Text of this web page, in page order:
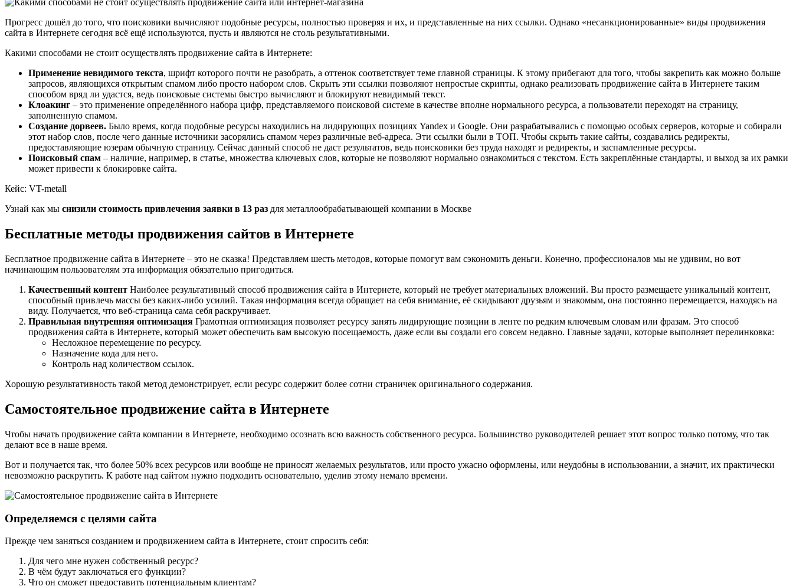
Прогресс дошёл до того, что поисковики вычисляют подобные ресурсы, полностью проверяя и их, и представленные на них ссылки. Однако «несанкционированные» виды продвижения
сайта в Интернете сегодня всё ещё используются, пусть и являются не столь результативными.
Какими способами не стоит осуществлять продвижение сайта в Интернете:
Применение невидимого текста, шрифт которого почти не разобрать, а оттенок соответствует теме главной страницы. К этому прибегают для того, чтобы закрепить как можно больше
запросов, являющихся открытым спамом либо просто набором слов. Скрыть эти ссылки позволяют непростые скрипты, однако реализовать продвижение сайта в Интернете таким
способом вряд ли удастся, ведь поисковые системы быстро вычисляют и блокируют невидимый текст.
Клоакинг – это применение определённого набора цифр, представляемого поисковой системе в качестве вполне нормального ресурса, а пользователи переходят на страницу,
заполненную спамом.
Создание дорвеев. Было время, когда подобные ресурсы находились на лидирующих позициях Yandex и Google. Они разрабатывались с помощью особых серверов, которые и собирали
этот набор слов, после чего данные источники засорялись спамом через различные веб-адреса. Эти ссылки были в ТОП. Чтобы скрыть такие сайты, создавались редиректы,
предоставляющие юзерам обычную страницу. Сейчас данный способ не даст результатов, ведь поисковики без труда находят и редиректы, и заспамленные ресурсы.
Поисковый спам – наличие, например, в статье, множества ключевых слов, которые не позволяют нормально ознакомиться с текстом. Есть закреплённые стандарты, и выход за их рамки
может привести к блокировке сайта.
Кейс: VT-metall
Узнай как мы снизили стоимость привлечения заявки в 13 раз для металлообрабатывающей компании в Москве
Бесплатные методы продвижения сайтов в Интернете
Бесплатное продвижение сайта в Интернете – это не сказка! Представляем шесть методов, которые помогут вам сэкономить деньги. Конечно, профессионалов мы не удивим, но вот
начинающим пользователям эта информация обязательно пригодиться.
Качественный контент Наиболее результативный способ продвижения сайта в Интернете, который не требует материальных вложений. Вы просто размещаете уникальный контент,
способный привлечь массы без каких-либо усилий. Такая информация всегда обращает на себя внимание, её скидывают друзьям и знакомым, она постоянно перемещается, находясь на
виду. Получается, что веб-страница сама себя раскручивает.
Правильная внутренняя оптимизация Грамотная оптимизация позволяет ресурсу занять лидирующие позиции в ленте по редким ключевым словам или фразам. Это способ
продвижения сайта в Интернете, который может обеспечить вам высокую посещаемость, даже если вы создали его совсем недавно. Главные задачи, которые выполняет перелинковка:
Несложное перемещение по ресурсу.
Назначение кода для него.
Контроль над количеством ссылок.
Хорошую результативность такой метод демонстрирует, если ресурс содержит более сотни страничек оригинального содержания.
Самостоятельное продвижение сайта в Интернете
Чтобы начать продвижение сайта компании в Интернете, необходимо осознать всю важность собственного ресурса. Большинство руководителей решает этот вопрос только потому, что так
делают все в наше время.
Вот и получается так, что более 50% всех ресурсов или вообще не приносят желаемых результатов, или просто ужасно оформлены, или неудобны в использовании, а значит, их практически
невозможно раскрутить. К работе над сайтом нужно подходить основательно, уделив этому немало времени.
Определяемся с целями сайта
Прежде чем заняться созданием и продвижением сайта в Интернете, стоит спросить себя:
Для чего мне нужен собственный ресурс?
В чём будут заключаться его функции?
Что он сможет предоставить потенциальным клиентам?